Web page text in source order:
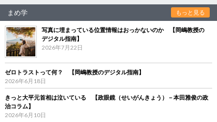
まめ学 もっと見る
写真に埋まっている位置情報はおっかないのか 【岡嶋教授の
デジタル指南】
2026年7月22日
ゼロトラストって何？ 【岡嶋教授のデジタル指南】
2026年6月18日
きっと大平元首相は泣いている 【政眼鏡（せいがんきょう）－本田雅俊の政
治コラム】
2026年6月10日